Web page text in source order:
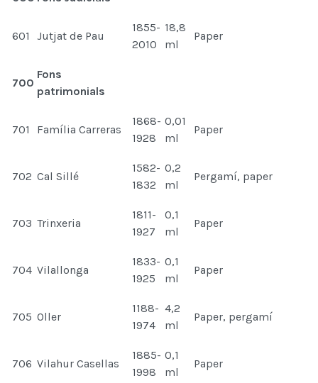
601 Jutjat de Pau
1855-
2010
18,8
ml
Paper
700
Fons
patrimonials
701 Família Carreras
1868-
1928
0,01
ml
Paper
702 Cal Sillé
1582-
1832
0,2
ml
Pergamí, paper
703 Trinxeria
1811-
1927
0,1
ml
Paper
704 Vilallonga
1833-
1925
0,1
ml
Paper
705 Oller
1188-
1974
4,2
ml
Paper, pergamí
706 Vilahur Casellas
1885-
1998
0,1
ml
Paper